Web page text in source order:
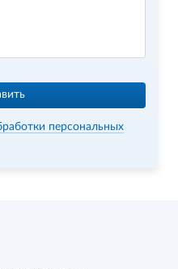
персональных